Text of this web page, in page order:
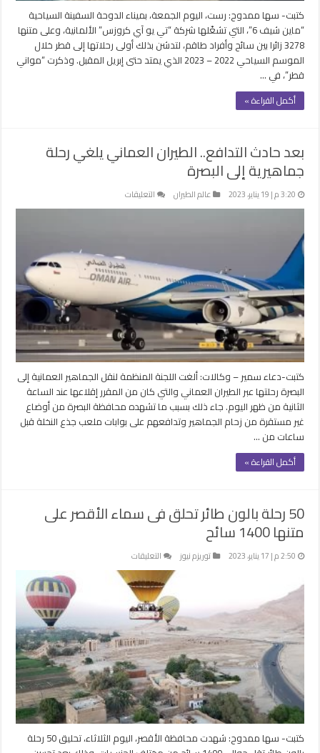
كتبت- سها ممدوح: رست، اليوم الجمعة، بميناء الدوحة السفينة السياحية
“ماين شيف 6”، التي تشغّلها شركة “تي يو آي كروزس” الألمانية، وعلى متنها
3278 زائرا بين سائح وأفراد طاقم، لتدشن بذلك أولى رحلاتها إلى قطر خلال
الموسم السياحي 2022 – 2023 الذي يمتد حتى إبريل المقبل. وذكرت “مواني
قطر”، في …
أكمل القراءة »
بعد حادث التدافع.. الطيران العماني يلغي رحلة
جماهيرية إلى البصرة
3:20 م | 19 يناير، 2023 عالم الطيران التعليقات
بعد
الطيران
العماني
يلغي
رحلة
جماهيرية
إلى
البصرة
مغلقة
كتبت-دعاء سمير – وكالات: ألغت اللجنة المنظمة لنقل الجماهير العمانية إلى
البصرة رحلتها عبر الطيران العماني والتي كان من المقرر إقلاعها عند الساعة
الثانية من ظهر اليوم. جاء ذلك بسبب ما تشهده محافظة البصرة من أوضاع
غير مستقرة من زحام الجماهير وتدافعهم على بوابات ملعب جذع النخلة قبل
ساعات من …
أكمل القراءة »
50 رحلة بالون طائر تحلق فى سماء الأقصر على
متنها 1400 سائح
2:50 م | 17 يناير، 2023 توريزم نيوز التعليقات
50
رحلة
طائر
تحلق
فى
سماء
الأقصر
على
متنها
1400
سائح
مغلقة
كتبت- سها ممدوح: شهدت محافظة الأقصر، اليوم الثلاثاء، تحليق 50 رحلة